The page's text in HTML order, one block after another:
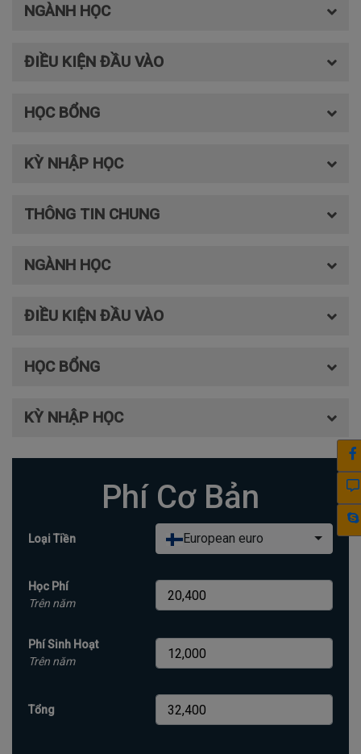
NGÀNH HỌC
ĐIỀU KIỆN ĐẦU VÀO
HỌC BỔNG
KỲ NHẬP HỌC
THÔNG TIN CHUNG
NGÀNH HỌC
ĐIỀU KIỆN ĐẦU VÀO
HỌC BỔNG
KỲ NHẬP HỌC
Phí Cơ Bản
Loại Tiền European euro
Học Phí
Trên năm
Phí Sinh Hoạt
Trên năm
Tổng